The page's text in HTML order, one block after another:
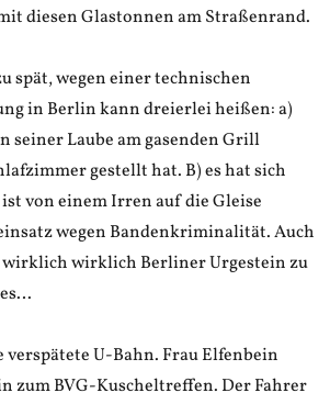
diesen Glastonnen am Straßenrand.
spät, wegen einer technischen
in Berlin kann dreierlei heißen: a)
seiner Laube am gasenden Grill
gestellt hat. B) es hat sich
von einem Irren auf die Gleise
wegen Bandenkriminalität. Auch
wirklich wirklich Berliner Urgestein zu
U-Bahn. Frau Elfenbein
zum BVG-Kuscheltreffen. Der Fahrer